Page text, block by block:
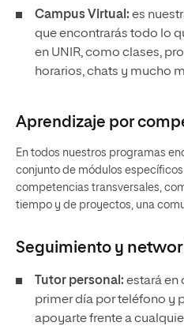
Campus Virtual: es
que encontrarás todo lo
en UNIR, como clases,
horarios, chats y mucho
Aprendizaje por
En todos nuestros programas
conjunto de módulos
competencias transversales,
tiempo y de proyectos, una
Seguimiento y
Tutor personal: estará en
primer día por teléfono y
apoyarte frente a